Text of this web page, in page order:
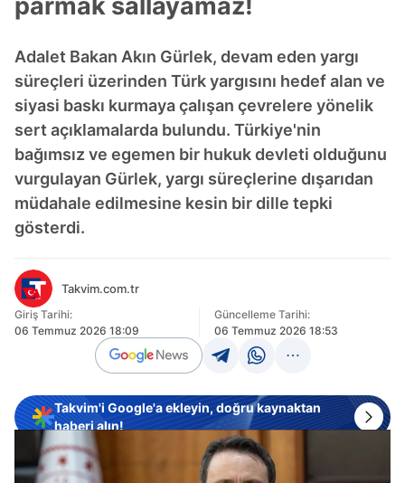
Adalet Bakan Akın Gürlek, devam eden yargı
süreçleri üzerinden Türk yargısını hedef alan ve
siyasi baskı kurmaya çalışan çevrelere yönelik
sert açıklamalarda bulundu. Türkiye'nin
bağımsız ve egemen bir hukuk devleti olduğunu
vurgulayan Gürlek, yargı süreçlerine dışarıdan
müdahale edilmesine kesin bir dille tepki
gösterdi.
Takvim.com.tr
Giriş Tarihi:
06 Temmuz 2026 18:09
Güncelleme Tarihi:
06 Temmuz 2026 18:53
Takvim'i Google'a ekleyin, doğru kaynaktan
haberi alın!